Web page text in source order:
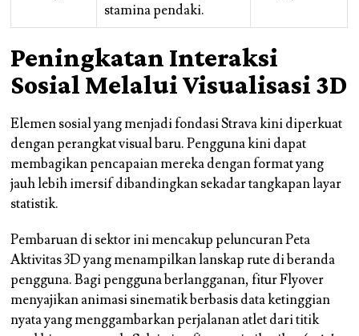
stamina pendaki.
Peningkatan Interaksi
Sosial Melalui Visualisasi 3D
Elemen sosial yang menjadi fondasi Strava kini diperkuat
dengan perangkat visual baru. Pengguna kini dapat
membagikan pencapaian mereka dengan format yang
jauh lebih imersif dibandingkan sekadar tangkapan layar
statistik.
Pembaruan di sektor ini mencakup peluncuran Peta
Aktivitas 3D yang menampilkan lanskap rute di beranda
pengguna. Bagi pengguna berlangganan, fitur Flyover
menyajikan animasi sinematik berbasis data ketinggian
nyata yang menggambarkan perjalanan atlet dari titik